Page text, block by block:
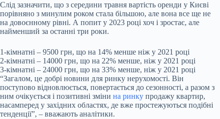
Слід зазначити, що з середини травня вартість оренди у Києві
порівняно з минулим роком стала більшою, але вона все ще не
на довоєнному рівні. А попит у 2023 році хоч і зростає, але
найменший за останні три роки.
1-кімнатні – 9500 грн, що на 14% менше ніж у 2021 році
2-кімнатні – 14000 грн, що на 22% менше, ніж у 2021 році
3-кімнатні – 24000 грн, що на 33% менше, ніж у 2021 році
“Загалом, це добрі новини для ринку нерухомості. Він
поступово відновлюється, повертається до сезонності, а разом з
ним очікується і позитивні зміни на ринку продажу квартир,
насамперед у західних областях, де вже простежуються подібні
тенденції”, – вважають аналітики.